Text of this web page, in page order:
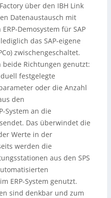
über den IBH Link
Datenaustausch mit
Demosystem für SAP
das SAP-eigene
zwischengeschaltet.
Richtungen genutzt:
festgelegte
oder die Anzahl
den
System an die
Das überwindet die
Werte in der
werden die
aus den SPS
ERP-System genutzt.
sind denkbar und zum